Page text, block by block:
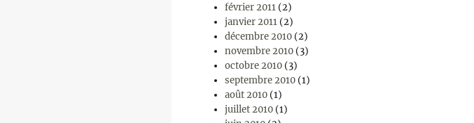
février 2011 (2)
janvier 2011 (2)
décembre 2010 (2)
novembre 2010 (3)
octobre 2010 (3)
septembre 2010 (1)
août 2010 (1)
juillet 2010 (1)